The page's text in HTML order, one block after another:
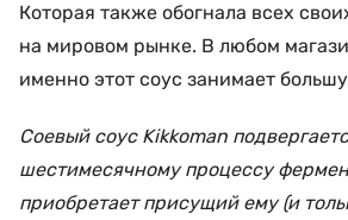
Которая также обогнала всех
на мировом рынке. В любом
именно этот соус занимает
Соевый соус Kikkoman
шестимесячному процессу
приобретает присущий ему (и